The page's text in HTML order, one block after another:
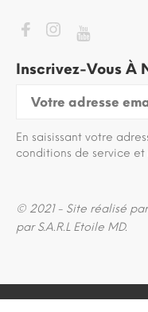
Inscrivez-Vous À
En saisissant votre
conditions de service
© 2021 - Site réalisé
par S.A.R.L Etoile MD.